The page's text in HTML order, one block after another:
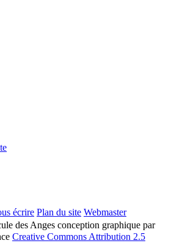
écrire Plan du site Webmaster
des Anges conception graphique par
Creative Commons Attribution 2.5